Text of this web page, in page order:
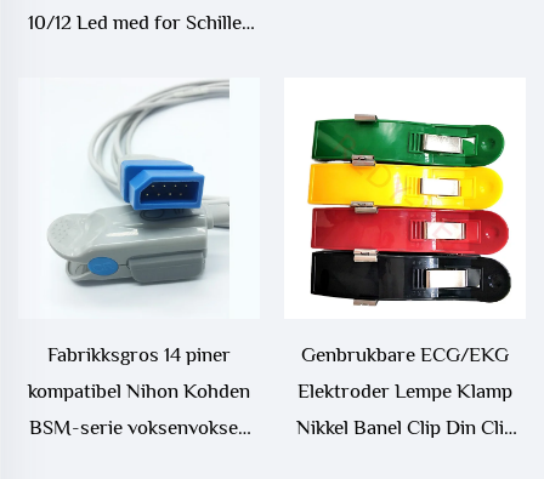
10/12 Led med for Schiller
Forbruksgods
Fabrikksgros 14 piner
kompatibel Nihon Kohden
BSM-serie voksenvoksen
Genbrukbare ECG/EKG
Elektroder Lempe Klamp
Nikkel Banel Clip Din Clip